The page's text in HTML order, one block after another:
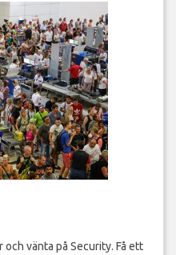
vänta på Security. Få ett